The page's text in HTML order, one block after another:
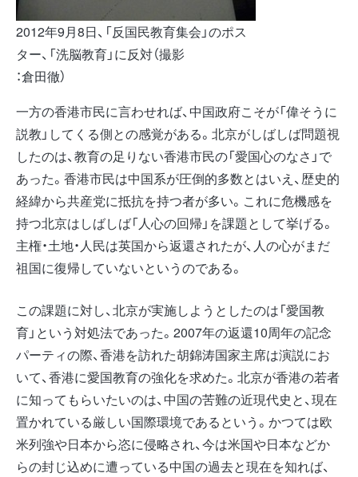
2012年9月8日、「反国民教育集会」のポス
ター、「洗脳教育」に反対（撮影
：倉田徹）
一方の香港市民に言わせれば、中国政府こそが「偉そうに
説教」してくる側との感覚がある。北京がしばしば問題視
したのは、教育の足りない香港市民の「愛国心のなさ」で
あった。香港市民は中国系が圧倒的多数とはいえ、歴史的
経緯から共産党に抵抗を持つ者が多い。これに危機感を
持つ北京はしばしば「人心の回帰」を課題として挙げる。
主権・土地・人民は英国から返還されたが、人の心がまだ
祖国に復帰していないというのである。
この課題に対し、北京が実施しようとしたのは「愛国教
育」という対処法であった。2007年の返還10周年の記念
パーティの際、香港を訪れた胡錦涛国家主席は演説にお
いて、香港に愛国教育の強化を求めた。北京が香港の若者
に知ってもらいたいのは、中国の苦難の近現代史と、現在
置かれている厳しい国際環境であるという。かつては欧
米列強や日本から恣に侵略され、今は米国や日本などか
らの封じ込めに遭っている中国の過去と現在を知れば、